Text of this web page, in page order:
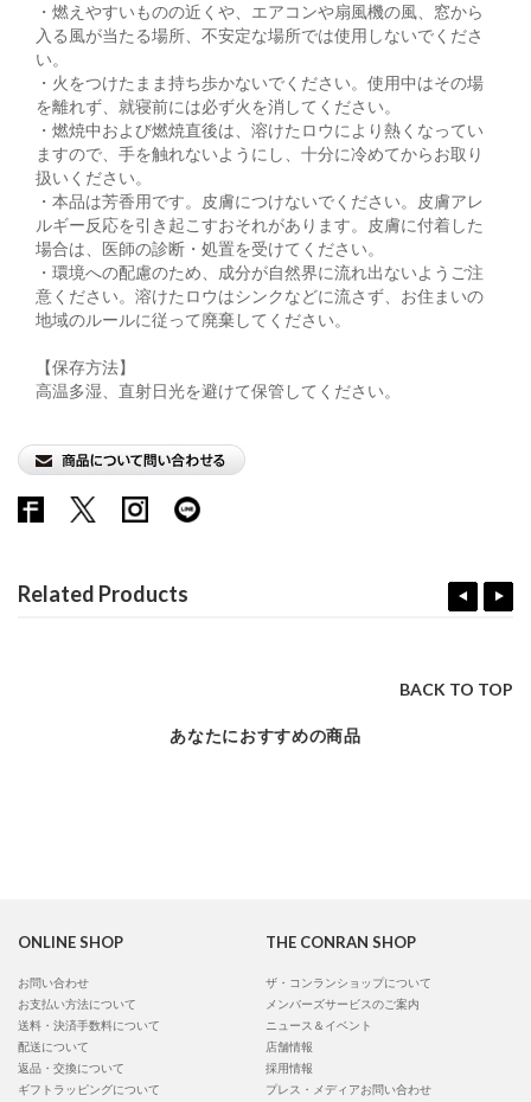
・燃えやすいものの近くや、エアコンや扇風機の風、窓から
入る風が当たる場所、不安定な場所では使用しないでくださ
い。
・火をつけたまま持ち歩かないでください。使用中はその場
を離れず、就寝前には必ず火を消してください。
・燃焼中および燃焼直後は、溶けたロウにより熱くなってい
ますので、手を触れないようにし、十分に冷めてからお取り
扱いください。
・本品は芳香用です。皮膚につけないでください。皮膚アレ
ルギー反応を引き起こすおそれがあります。皮膚に付着した
場合は、医師の診断・処置を受けてください。
・環境への配慮のため、成分が自然界に流れ出ないようご注
意ください。溶けたロウはシンクなどに流さず、お住まいの
地域のルールに従って廃棄してください。
【保存方法】
高温多湿、直射日光を避けて保管してください。
Related Products
BACK TO TOP
あなたにおすすめの商品
ONLINE SHOP
お問い合わせ
お支払い方法について
送料・決済手数料について
配送について
返品・交換について
ギフトラッピングについて
THE CONRAN SHOP
ザ・コンランショップについて
メンバーズサービスのご案内
ニュース＆イベント
店舗情報
採用情報
プレス・メディアお問い合わせ